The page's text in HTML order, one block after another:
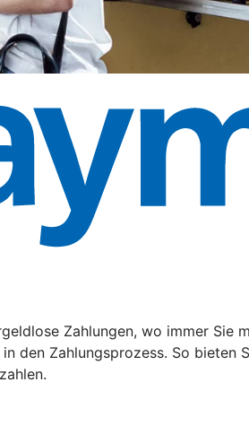
Zahlungen, wo immer Sie
Zahlungsprozess. So bieten